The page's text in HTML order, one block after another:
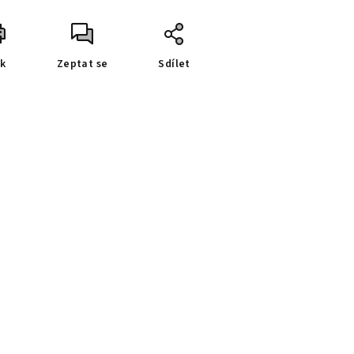
Zeptat se Sdílet